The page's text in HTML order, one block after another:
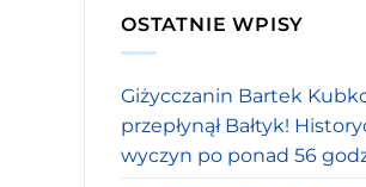
OSTATNIE WPISY
Giżycczanin Bartek
przepłynął Bałtyk!
wyczyn po ponad 56